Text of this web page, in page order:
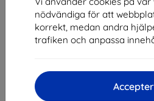
nödvändiga för att
korrekt, medan andra
trafiken och anpassa
Shield-SK s.r.o.